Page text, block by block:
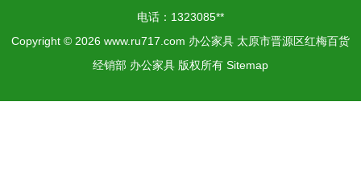
电话：1323085**
Copyright © 2026 www.ru717.com 办公家具 太原市晋源区红梅百货
经销部 办公家具 版权所有 Sitemap